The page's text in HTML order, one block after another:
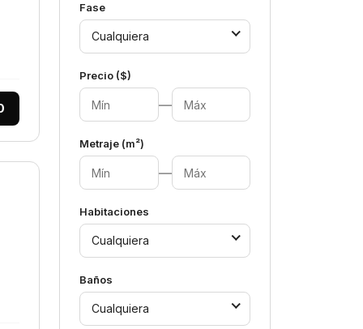
Fase
Cualquiera
Precio ($)
—
Metraje (m²)
—
Habitaciones
Cualquiera
Baños
Cualquiera